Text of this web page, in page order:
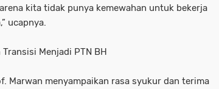
kita tidak punya kemewahan untuk bekerja
ucapnya.
Menjadi PTN BH
Marwan menyampaikan rasa syukur dan terima